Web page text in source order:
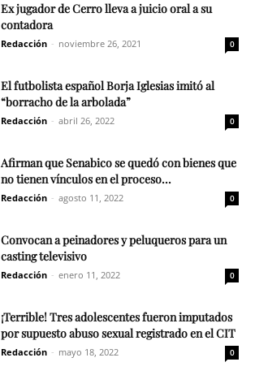
Ex jugador de Cerro lleva a juicio oral a su
contadora
Redacción - noviembre 26, 2021 0
El futbolista español Borja Iglesias imitó al
“borracho de la arbolada”
Redacción - abril 26, 2022 0
Afirman que Senabico se quedó con bienes que
no tienen vínculos en el proceso...
Redacción - agosto 11, 2022 0
Convocan a peinadores y peluqueros para un
casting televisivo
Redacción - enero 11, 2022 0
¡Terrible! Tres adolescentes fueron imputados
por supuesto abuso sexual registrado en el CIT
Redacción - mayo 18, 2022 0